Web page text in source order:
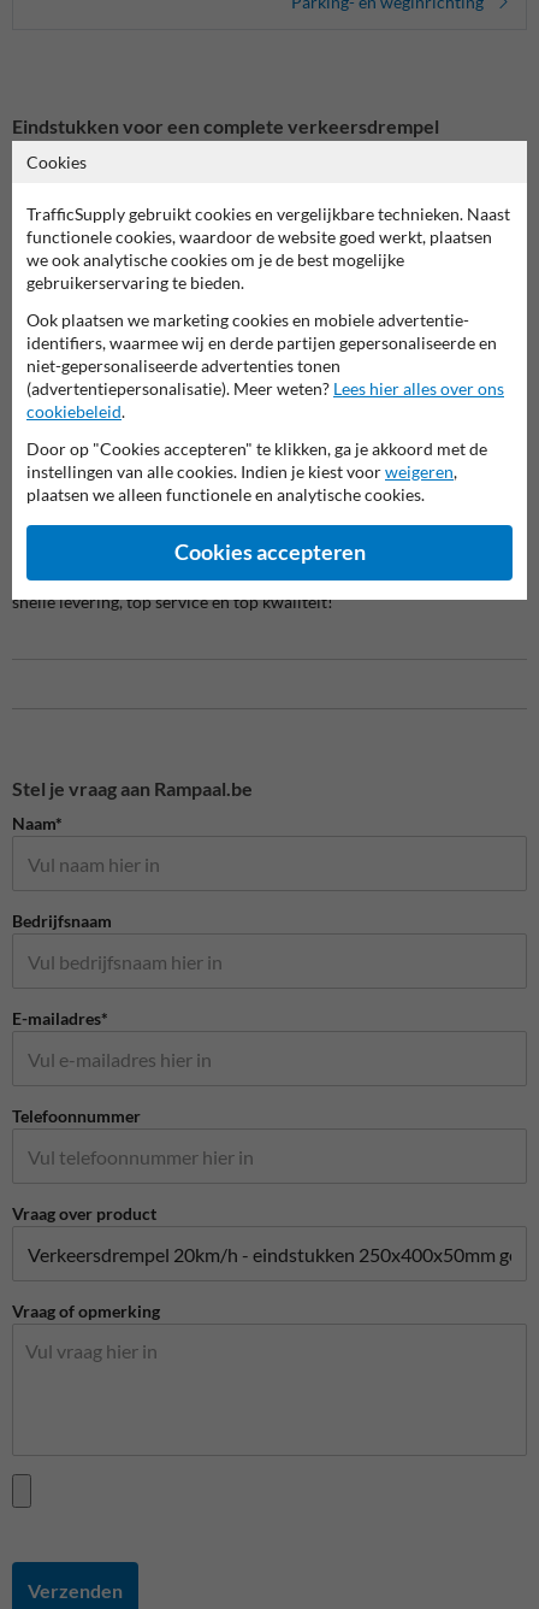
Eindstukken voor een complete verkeersdrempel
Een verkeersdrempel is pas echt effectief met de juiste eindstukken.
aan een veilige en nette afwerking van uw snelheidsremmers.
Geel-zwarte kleur voor extra zichtbaarheid
Dankzij de contrasterende geel-zwarte kleur vallen de eindstukken
goed op, zelfs bij slecht weer of in het donker. Dit helpt bestuurders
om tijdig snelheid te minderen en verhoogt de verkeersveiligheid op
parkeerplaatsen, bedrijventerreinen en toegangswegen.
Stevig materiaal en eenvoudige plaatsing
Deze eindstukken zijn gemaakt van slijtvast kunststof en bestand
tegen intensief gebruik. Ze zijn eenvoudig te bevestigen aan
modulaire verkeersdrempels en zorgen voor een stevige constructie
die jarenlang meegaat.
Met deze kunststof verkeersdrempel eindstukken zorgt u voor een
veilige, complete en goed zichtbare snelheidsbeperking. Profiteer van
snelle levering, top service en top kwaliteit!
Stel je vraag aan Rampaal.be
Naam*
Bedrijfsnaam
E-mailadres*
Telefoonnummer
Vraag over product
Vraag of opmerking
Verzenden
Cookies
TrafficSupply gebruikt cookies en vergelijkbare technieken. Naast
functionele cookies, waardoor de website goed werkt, plaatsen
we ook analytische cookies om je de best mogelijke
gebruikerservaring te bieden.
Ook plaatsen we marketing cookies en mobiele advertentie-
identifiers, waarmee wij en derde partijen gepersonaliseerde en
niet-gepersonaliseerde advertenties tonen
(advertentiepersonalisatie). Meer weten? Lees hier alles over ons
cookiebeleid.
Door op "Cookies accepteren" te klikken, ga je akkoord met de
instellingen van alle cookies. Indien je kiest voorweigeren,
plaatsen we alleen functionele en analytische cookies.
Cookies accepteren